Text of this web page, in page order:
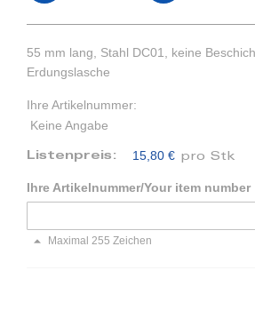
55 mm lang, Stahl DC01, keine
Erdungslasche
Ihre Artikelnummer:
Keine Angabe
Listenpreis: 15,80 € pro Stk
Ihre Artikelnummer/Your item number
Maximal 255 Zeichen